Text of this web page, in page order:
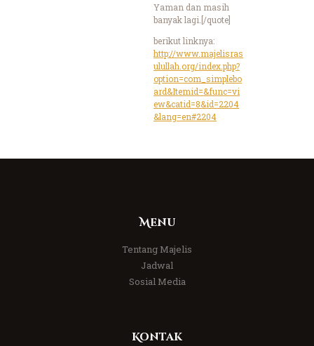
Yaman dan masih
banyak lagi.[/quote]
berikut linknya:
http://www.majelisras
ulullah.org/index.php?
option=com_simplebo
ard&Itemid=&func=vi
ew&catid=8&id=2204
&lang=en#2204
Menu
Tentang Majelis
Jadwal
Sosial Media
Kontak